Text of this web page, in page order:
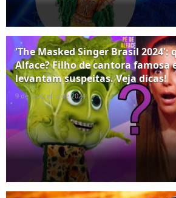
'The Masked Singer Brasil 2024':
Alface? Filho de cantora famosa
levantam suspeitas. Veja dicas!
9 de fevereiro de 2024